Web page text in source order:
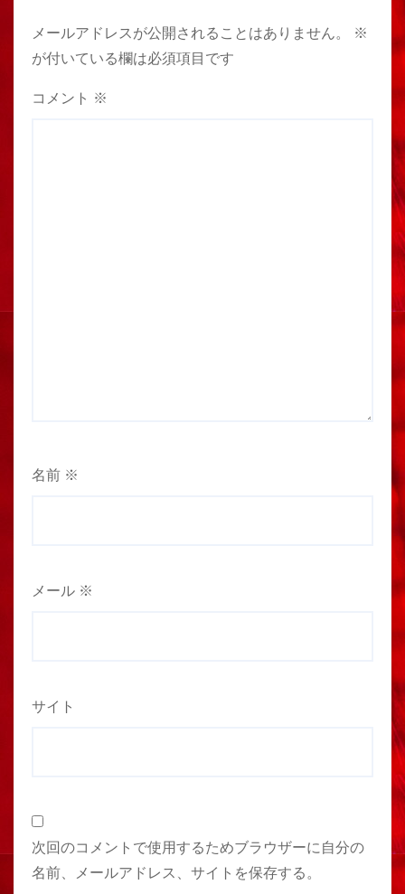
メールアドレスが公開されることはありません。
※
が付いている欄は必須項目です
コメント ※
名前 ※
メール ※
サイト
次回のコメントで使用するためブラウザーに自分の
名前、メールアドレス、サイトを保存する。